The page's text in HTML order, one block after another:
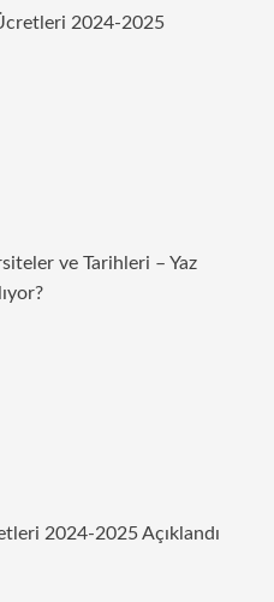
2024-2025
ve Tarihleri – Yaz
2024-2025 Açıklandı